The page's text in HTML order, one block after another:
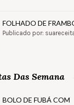
FOLHADO DE
Publicado por:
Das Semana
BOLO DE FUBÁ COM